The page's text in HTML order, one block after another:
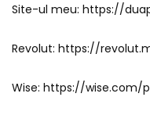
Site-ul meu: https://
Revolut: https://
Wise: https://wise.com/